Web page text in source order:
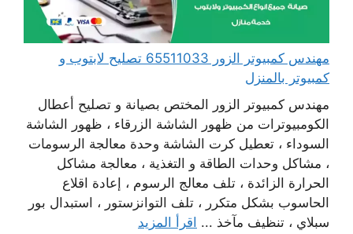
مهندس كمبيوتر الزور 65511033 تصليح لابتوب و
كمبيوتر بالمنزل
مهندس كمبيوتر الزور المختص بصيانة و تصليح أعطال
الكومبيوترات من ظهور الشاشة الزرقاء ، ظهور الشاشة
السوداء ، تعطيل كرت الشاشة وحدة معالجة الرسومات
، مشاكل وحدات الطاقة و التغذية ، معالجة مشاكل
الحرارة الزائدة ، تلف معالج الرسوم ، إعادة اقلاع
الحاسوب بشكل متكرر ، تلف التوانزستور ، استبدال بور
سبلاي ، تنظيف مآخذ ... اقرأ المزيد